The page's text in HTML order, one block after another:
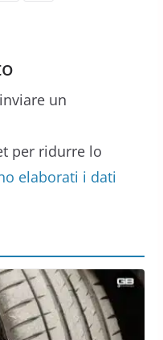
un
per ridurre lo
elaborati i dati